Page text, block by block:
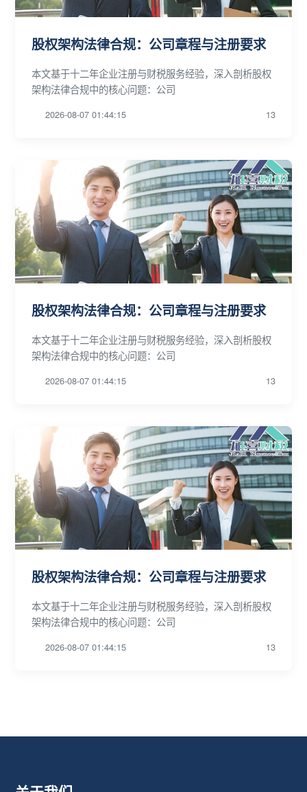
股权架构法律合规：公司章程与注册要求
本文基于十二年企业注册与财税服务经验，深入剖析股权
架构法律合规中的核心问题：公司
2026-08-07 01:44:15 13
股权架构法律合规：公司章程与注册要求
本文基于十二年企业注册与财税服务经验，深入剖析股权
架构法律合规中的核心问题：公司
2026-08-07 01:44:15 13
股权架构法律合规：公司章程与注册要求
本文基于十二年企业注册与财税服务经验，深入剖析股权
架构法律合规中的核心问题：公司
2026-08-07 01:44:15 13